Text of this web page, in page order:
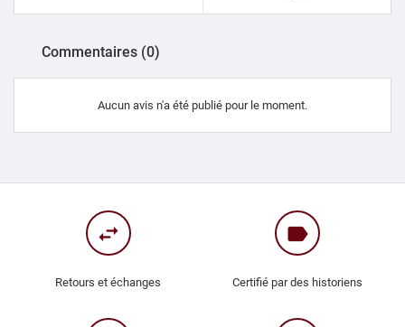
Commentaires (0)
Aucun avis n'a été publié pour le moment.
swap_horiz
Retours et échanges
label
Certifié par des historiens